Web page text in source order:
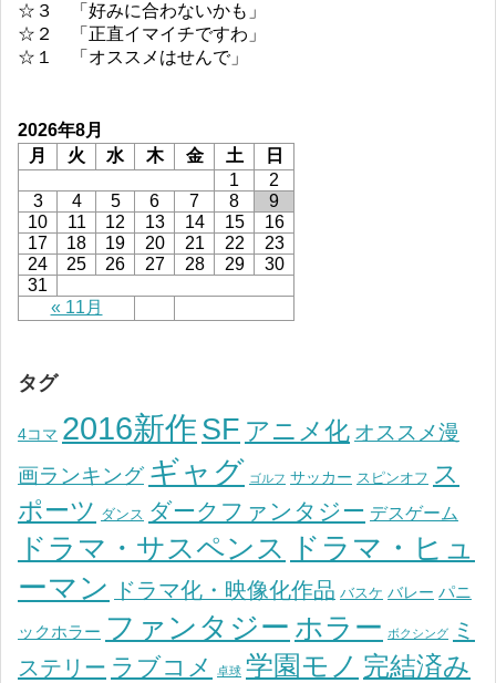
☆３ 「好みに合わないかも」
☆２ 「正直イマイチですわ」
☆１ 「オススメはせんで」
2026年8月
月
火 水 木 金 土 日
« 11月
1
2
3
4 5 6 7 8
9
10
11 12 13 14 15
16
17
18 19 20 21 22
23
24
25 26 27 28 29
30
31
タグ
4コマ 2016新作SF アニメ化 オススメ漫
画ランキング ギャグ ゴルフ サッカー スピンオフ ス
ポーツ ダンス ダークファンタジー デスゲーム
ドラマ・サスペンス ドラマ・ヒュ
ーマン
ドラマ化・映像化作品 バスケ バレー パニ
ックホラー ファンタジー ホラー ボクシング
ミ
ステリー ラブコメ 卓球 学園モノ 完結済み